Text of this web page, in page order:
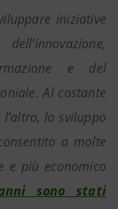
iniziative
e del
Al costante
lo sviluppo
a molte
e più economico
sono stati